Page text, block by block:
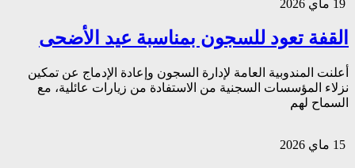
القفة تعود للسجون بمناسبة عيد الأضحى
أعلنت المندوبية العامة لإدارة السجون وإعادة الإدماج عن تمكين
نزلاء المؤسسات السجنية من الاستفادة من زيارات عائلية، مع
السماح لهم